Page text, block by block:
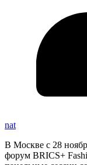
nat
В Москве с 28
форум BRICS+